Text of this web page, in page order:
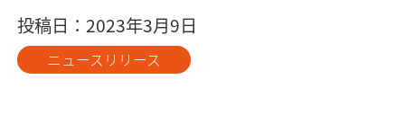
投稿日：2023年3月9日
ニュースリリース